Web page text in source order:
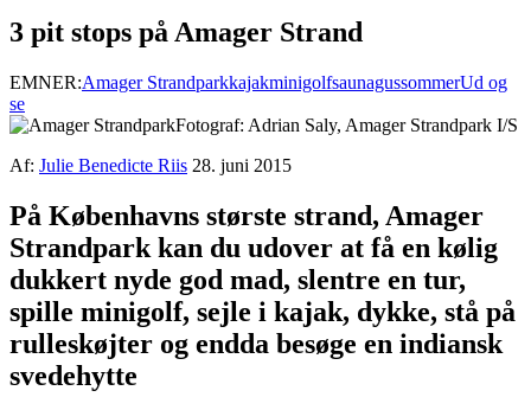
3 pit stops på Amager Strand
EMNER:Amager StrandparkkajakminigolfsaunagussommerUd og
se
Fotograf: Adrian Saly, Amager Strandpark I/S
Af: Julie Benedicte Riis 28. juni 2015
På Københavns største strand, Amager
Strandpark kan du udover at få en kølig
dukkert nyde god mad, slentre en tur,
spille minigolf, sejle i kajak, dykke, stå på
rulleskøjter og endda besøge en indiansk
svedehytte